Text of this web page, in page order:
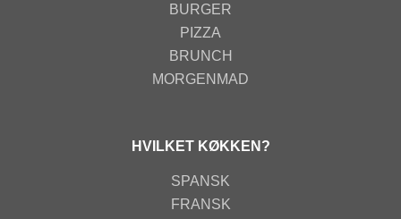
BURGER
PIZZA
BRUNCH
MORGENMAD
HVILKET KØKKEN?
SPANSK
FRANSK